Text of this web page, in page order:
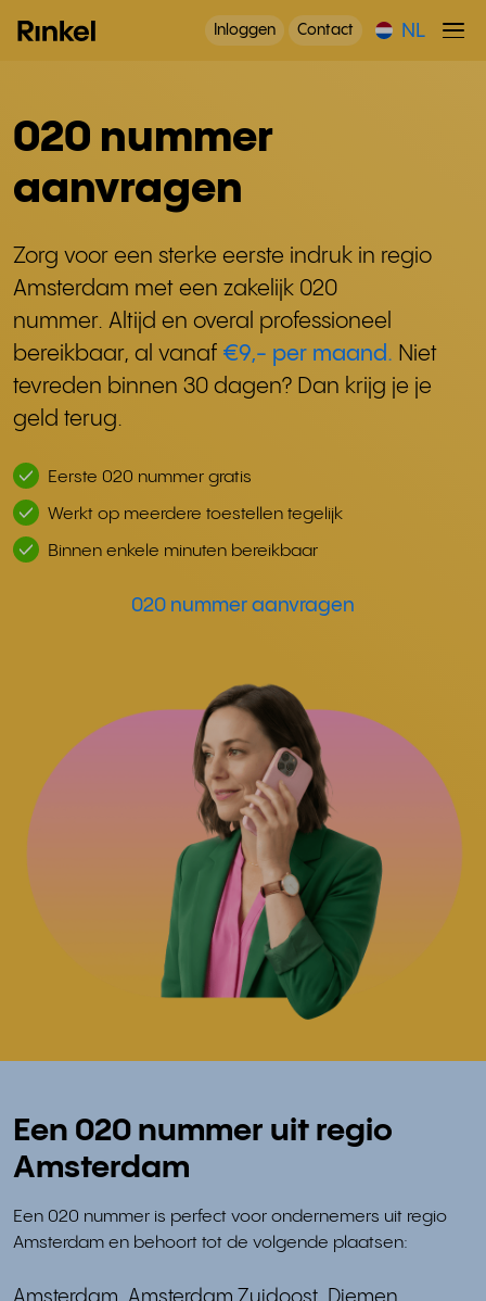
Inloggen Contact NL
020 nummer
aanvragen
Zorg voor een sterke eerste indruk in regio
Amsterdam met een zakelijk 020
nummer. Altijd en overal professioneel
bereikbaar, al vanaf €9,- per maand. Niet
tevreden binnen 30 dagen? Dan krijg je je
geld terug.
Eerste 020 nummer gratis
Werkt op meerdere toestellen tegelijk
Binnen enkele minuten bereikbaar
020 nummer aanvragen
Een 020 nummer uit regio
Amsterdam
Een 020 nummer is perfect voor ondernemers uit regio
Amsterdam en behoort tot de volgende plaatsen: